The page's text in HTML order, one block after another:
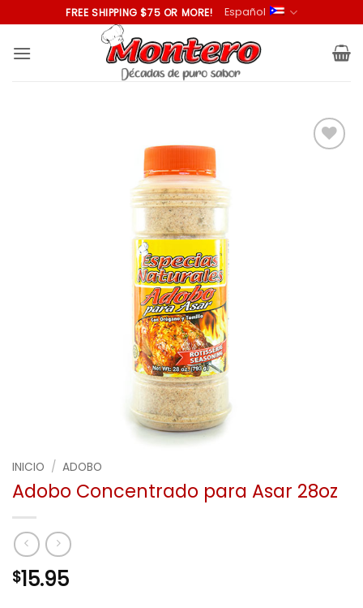
al
contenido
FREE SHIPPING $75 OR MORE! Español
INICIO / ADOBO
Adobo Concentrado para Asar 28oz
$15.95